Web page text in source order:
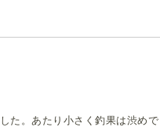
た。あたり小さく釣果は渋め